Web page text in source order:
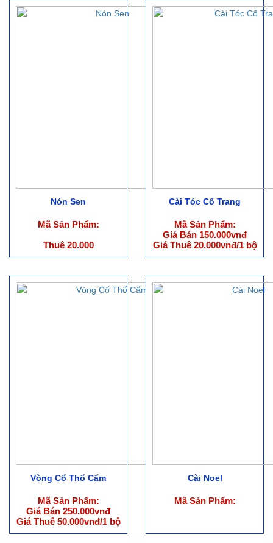
Nón Sen
Mã Sản Phẩm:
Thuê 20.000
Cài Tóc Cổ Trang
Mã Sản Phẩm:
Giá Bán 150.000vnđ
Giá Thuê 20.000vnđ/1 bộ
(ko bao gồm phụ kiện)
Vòng Cổ Thổ Cẩm
Mã Sản Phẩm:
Giá Bán 250.000vnđ
Giá Thuê 50.000vnđ/1 bộ
(ko bao gồm phụ kiện)
Cài Noel
Mã Sản Phẩm: